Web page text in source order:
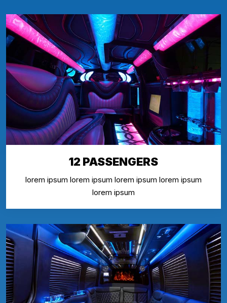
12 PASSENGERS
lorem ipsum lorem ipsum lorem ipsum lorem ipsum
lorem ipsum